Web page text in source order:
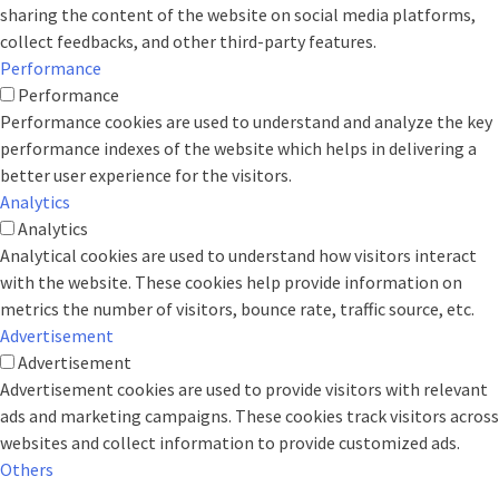
sharing the content of the website on social media platforms,
collect feedbacks, and other third-party features.
Performance
Performance
Performance cookies are used to understand and analyze the key
performance indexes of the website which helps in delivering a
better user experience for the visitors.
Analytics
Analytics
Analytical cookies are used to understand how visitors interact
with the website. These cookies help provide information on
metrics the number of visitors, bounce rate, traffic source, etc.
Advertisement
Advertisement
Advertisement cookies are used to provide visitors with relevant
ads and marketing campaigns. These cookies track visitors across
websites and collect information to provide customized ads.
Others